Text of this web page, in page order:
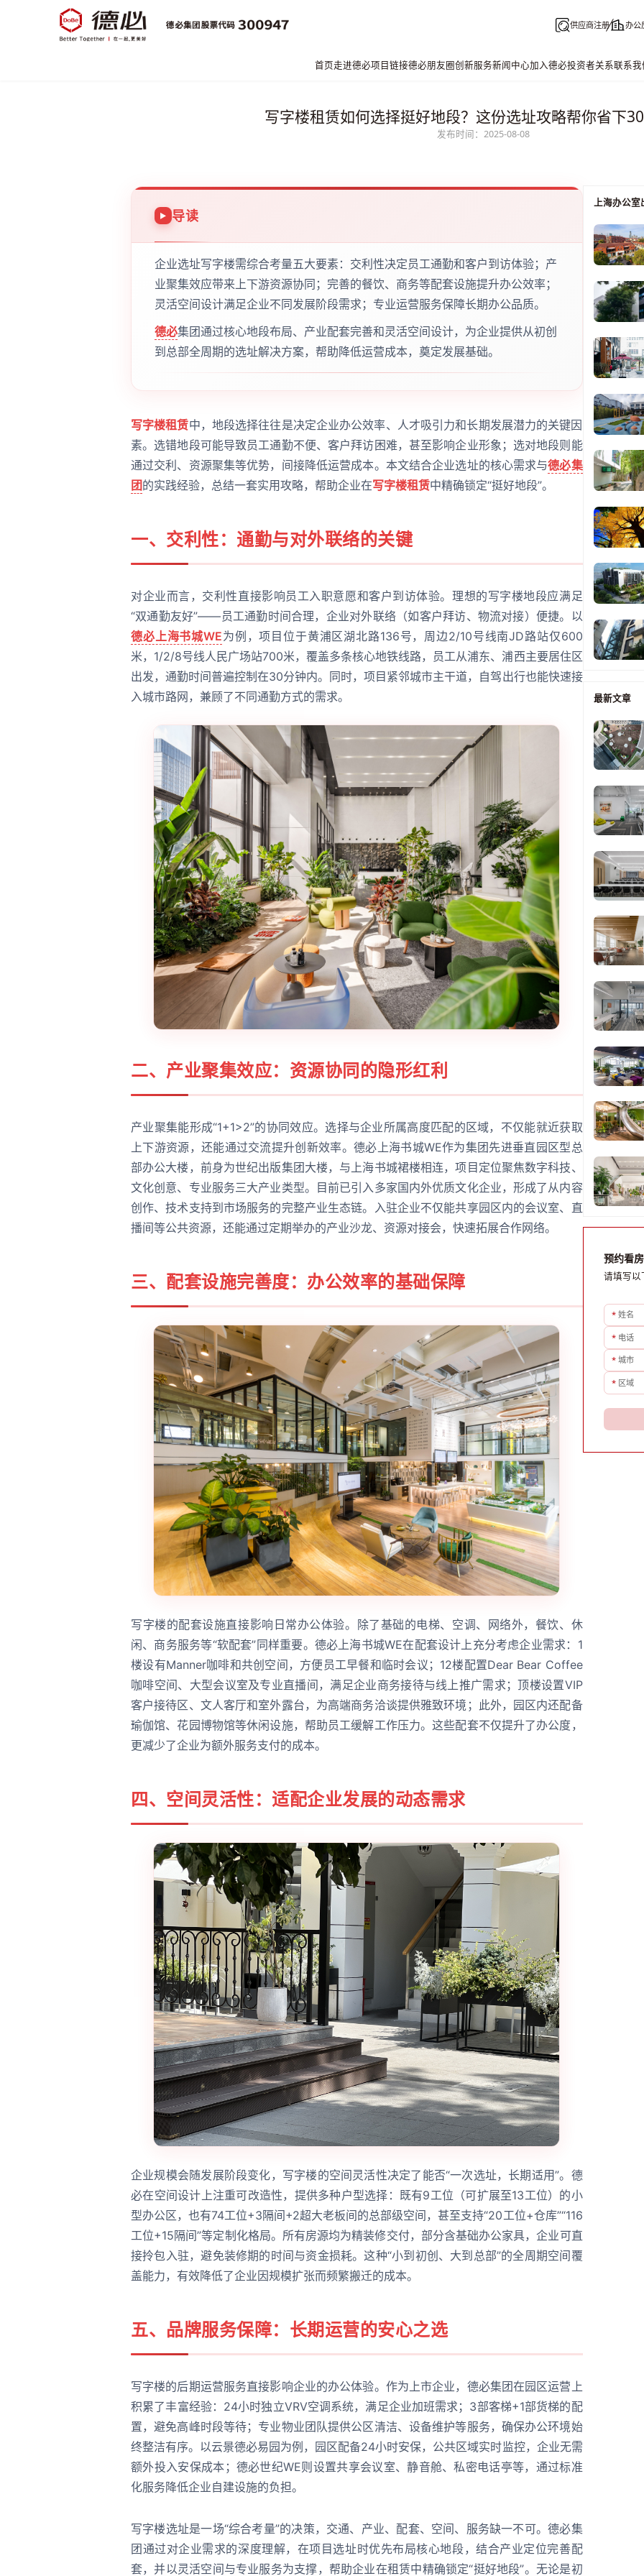
供应商注册 办公
首页走进德必项目链接德必朋友圈创新服务新闻中心加入德必投资者关系联系我
写字楼租赁如何选择挺好地段？这份选址攻略帮你省下
发布时间：2025-08-08
导读
企业选址写字楼需综合考量五大要素：交利性决定员工通勤和客户到访体验；产
业聚集效应带来上下游资源协同；完善的餐饮、商务等配套设施提升办公效率；
灵活空间设计满足企业不同发展阶段需求；专业运营服务保障长期办公品质。
德必集团通过核心地段布局、产业配套完善和灵活空间设计，为企业提供从初创
到总部全周期的选址解决方案，帮助降低运营成本，奠定发展基础。
写字楼租赁中，地段选择往往是决定企业办公效率、人才吸引力和长期发展潜力的关键因
素。选错地段可能导致员工通勤不便、客户拜访困难，甚至影响企业形象；选对地段则能
通过交利、资源聚集等优势，间接降低运营成本。本文结合企业选址的核心需求与德必集
团的实践经验，总结一套实用攻略，帮助企业在写字楼租赁中精确锁定“挺好地段”。
一、交利性：通勤与对外联络的关键
对企业而言，交利性直接影响员工入职意愿和客户到访体验。理想的写字楼地段应满足
“双通勤友好”——员工通勤时间合理，企业对外联络（如客户拜访、物流对接）便捷。以
德必上海书城WE为例，项目位于黄浦区湖北路136号，周边2/10号线南JD路站仅600
米，1/2/8号线人民广场站700米，覆盖多条核心地铁线路，员工从浦东、浦西主要居住区
出发，通勤时间普遍控制在30分钟内。同时，项目紧邻城市主干道，自驾出行也能快速接
入城市路网，兼顾了不同通勤方式的需求。
二、产业聚集效应：资源协同的隐形红利
产业聚集能形成“1+1>2”的协同效应。选择与企业所属高度匹配的区域，不仅能就近获取
上下游资源，还能通过交流提升创新效率。德必上海书城WE作为集团先进垂直园区型总
部办公大楼，前身为世纪出版集团大楼，与上海书城裙楼相连，项目定位聚焦数字科技、
文化创意、专业服务三大产业类型。目前已引入多家国内外优质文化企业，形成了从内容
创作、技术支持到市场服务的完整产业生态链。入驻企业不仅能共享园区内的会议室、直
播间等公共资源，还能通过定期举办的产业沙龙、资源对接会，快速拓展合作网络。
三、配套设施完善度：办公效率的基础保障
写字楼的配套设施直接影响日常办公体验。除了基础的电梯、空调、网络外，餐饮、休
闲、商务服务等“软配套”同样重要。德必上海书城WE在配套设计上充分考虑企业需求：1
楼设有Manner咖啡和共创空间，方便员工早餐和临时会议；12楼配置Dear Bear Coffee
咖啡空间、大型会议室及专业直播间，满足企业商务接待与线上推广需求；顶楼设置VIP
客户接待区、文人客厅和室外露台，为高端商务洽谈提供雅致环境；此外，园区内还配备
瑜伽馆、花园博物馆等休闲设施，帮助员工缓解工作压力。这些配套不仅提升了办公度，
更减少了企业为额外服务支付的成本。
四、空间灵活性：适配企业发展的动态需求
企业规模会随发展阶段变化，写字楼的空间灵活性决定了能否“一次选址，长期适用”。德
必在空间设计上注重可改造性，提供多种户型选择：既有9工位（可扩展至13工位）的小
型办公区，也有74工位+3隔间+2超大老板间的总部级空间，甚至支持“20工位+仓库”“116
工位+15隔间”等定制化格局。所有房源均为精装修交付，部分含基础办公家具，企业可直
接拎包入驻，避免装修期的时间与资金损耗。这种“小到初创、大到总部”的全周期空间覆
盖能力，有效降低了企业因规模扩张而频繁搬迁的成本。
五、品牌服务保障：长期运营的安心之选
写字楼的后期运营服务直接影响企业的办公体验。作为上市企业，德必集团在园区运营上
积累了丰富经验：24小时独立VRV空调系统，满足企业加班需求；3部客梯+1部货梯的配
置，避免高峰时段等待；专业物业团队提供公区清洁、设备维护等服务，确保办公环境始
终整洁有序。以云景德必易园为例，园区配备24小时安保，公共区域实时监控，企业无需
额外投入安保成本；德必世纪WE则设置共享会议室、静音舱、私密电话亭等，通过标准
化服务降低企业自建设施的负担。
写字楼选址是一场“综合考量”的决策，交通、产业、配套、空间、服务缺一不可。德必集
团通过对企业需求的深度理解，在项目选址时优先布局核心地段，结合产业定位完善配
套，并以灵活空间与专业服务为支撑，帮助企业在租赁中精确锁定“挺好地段”。无论是初
上海办公室
最新文章
预约看房
请填写以
* 姓名
* 电话
* 城市
* 区域